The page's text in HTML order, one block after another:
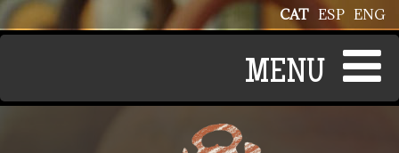
Vés al contingut ENG
ESP
CAT